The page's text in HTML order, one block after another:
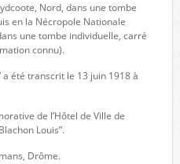
Nord, dans une tombe
en la Nécropole Nationale
une tombe individuelle, carré
connu).
a été transcrit le 13 juin 1918 à
de l’Hôtel de Ville de
Louis”.
Drôme.